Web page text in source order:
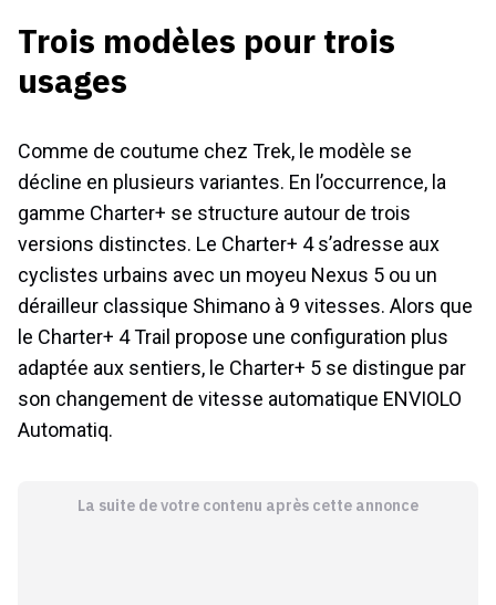
Trois modèles pour trois
usages
Comme de coutume chez Trek, le modèle se
décline en plusieurs variantes. En l’occurrence, la
gamme Charter+ se structure autour de trois
versions distinctes. Le Charter+ 4 s’adresse aux
cyclistes urbains avec un moyeu Nexus 5 ou un
dérailleur classique Shimano à 9 vitesses. Alors que
le Charter+ 4 Trail propose une configuration plus
adaptée aux sentiers, le Charter+ 5 se distingue par
son changement de vitesse automatique ENVIOLO
Automatiq.
La suite de votre contenu après cette annonce